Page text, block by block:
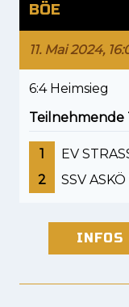
BÖE
11. Mai 2024,
6:4 Heimsieg
Teilnehmende
1
EV
2
SSV
INFOS